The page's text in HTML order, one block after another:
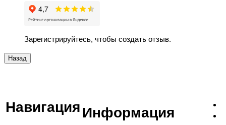
Зарегистрируйтесь, чтобы создать отзыв.
НавигацияИнформация